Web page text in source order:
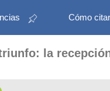
Cómo citar
la